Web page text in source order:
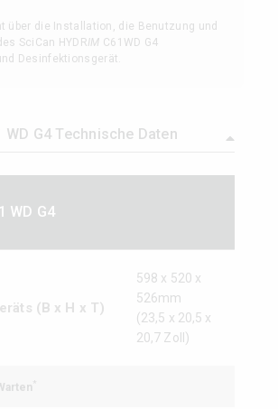
über die Installation, die Benutzung und
SciCan HYDRIM C61WD G4
Desinfektionsgerät.
WD G4 Technische Daten
WD G4
(B x H x T)
598 x 520 x
526mm
(23,5 x 20,5 x
20,7 Zoll)
*